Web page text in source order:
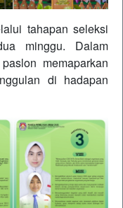
tahapan seleksi
minggu. Dalam
memaparkan
di hadapan